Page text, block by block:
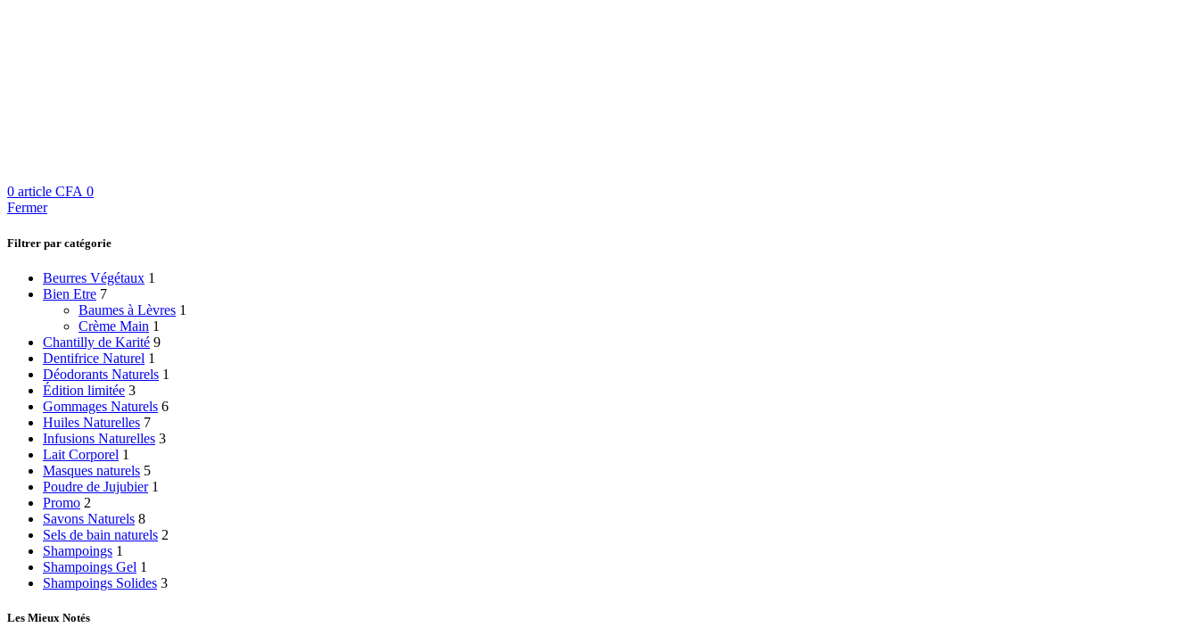
0 article CFA 0
Fermer
Filtrer par catégorie
Beurres Végétaux 1
Bien Etre 7
Baumes à Lèvres 1
Crème Main 1
Chantilly de Karité 9
Dentifrice Naturel 1
Déodorants Naturels 1
Édition limitée 3
Gommages Naturels 6
Huiles Naturelles 7
Infusions Naturelles 3
Lait Corporel 1
Masques naturels 5
Poudre de Jujubier 1
Promo 2
Savons Naturels 8
Sels de bain naturels 2
Shampoings 1
Shampoings Gel 1
Shampoings Solides 3
Les Mieux Notés